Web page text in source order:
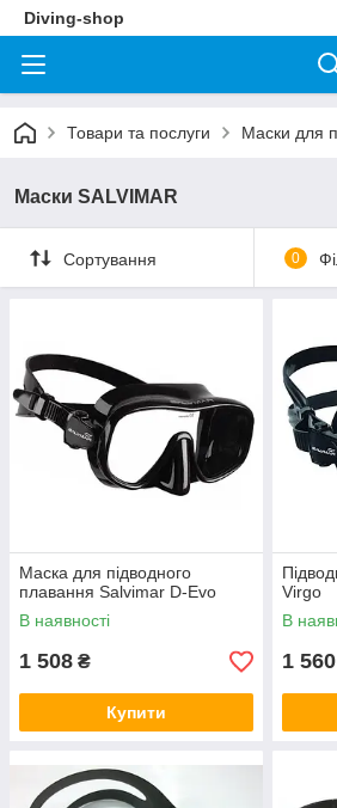
Diving-shop
Товари та послуги Маски для
Маски SALVIMAR
Сортування 0
Маска для підводного
плавання Salvimar D-Evo
В наявності
1 508 ₴
Купити
Virgo
В
1 560